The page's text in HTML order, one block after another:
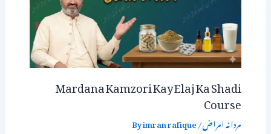
Mardana Kamzori Kay Elaj Ka Shadi
Course
مردانہ امراض/ By
imran rafique